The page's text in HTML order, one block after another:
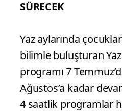
SÜRECEK
Yaz aylarında
bilimle buluşturan
programı 7
Ağustos’a kadar
4 saatlik programlar